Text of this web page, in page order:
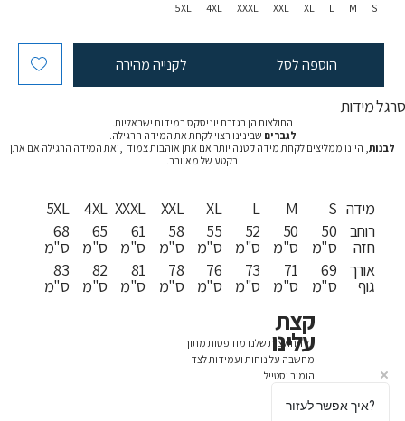
S
M
L
XL
XXL
XXXL
4XL
5XL
הוספה לסל לקנייה מהירה
סרגל מידות
החולצות הן בגזרת יוניסקס במידות ישראליות.
לגברים שבינינו רצוי לקחת את המידה הרגילה.
לבנות, היינו ממליצים לקחת מידה קטנה יותר אם אתן אוהבות צמוד ,ואת המידה הרגילה אם אתן
בקטע של מאוורר.
5XL
68
ס"מ
83
ס"מ
4XL
65
ס"מ
82
ס"מ
XXXL
61
ס"מ
81
ס"מ
XXL
58
ס"מ
78
ס"מ
XL
55
ס"מ
76
ס"מ
L
52
ס"מ
73
ס"מ
M
50
ס"מ
71
ס"מ
S
50
ס"מ
69
ס"מ
מידה
רוחב
חזה
אורך
גוף
כל החולצות שלנו מודפסות מתוך
מחשבה על נוחות ועמידות לצד
הומור וסטייל
קצת
עלינו
איך אפשר לעזור?